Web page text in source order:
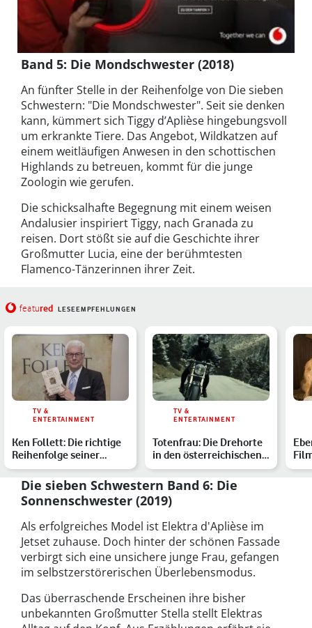
Band 5: Die Mondschwester (2018)
An fünfter Stelle in der Reihenfolge von Die sieben
Schwestern: "Die Mondschwester". Seit sie denken
kann, kümmert sich Tiggy d’Aplièse hingebungsvoll
um erkrankte Tiere. Das Angebot, Wildkatzen auf
einem weitläufigen Anwesen in den schottischen
Highlands zu betreuen, kommt für die junge
Zoologin wie gerufen.
Die schicksalhafte Begegnung mit einem weisen
Andalusier inspiriert Tiggy, nach Granada zu
reisen. Dort stößt sie auf die Geschichte ihrer
Großmutter Lucia, eine der berühmtesten
Flamenco-Tänzerinnen ihrer Zeit.
featured LESEEMPFEHLUNGEN
TV &
ENTERTAINMENT
Ken Follett: Die richtige
Reihenfolge seiner
Bücher
TV &
ENTERTAINMENT
Totenfrau: Die Drehorte
in den österreichischen
Alpen
Die sieben Schwestern Band 6: Die
Sonnenschwester (2019)
Als erfolgreiches Model ist Elektra d'Aplièse im
Jetset zuhause. Doch hinter der schönen Fassade
verbirgt sich eine unsichere junge Frau, gefangen
im selbstzerstörerischen Überlebensmodus.
Das überraschende Erscheinen ihre bisher
unbekannten Großmutter Stella stellt Elektras